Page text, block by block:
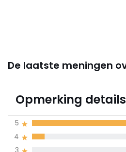
De laatste meningen
4.9
door alle
Opmerking details
3
4
5